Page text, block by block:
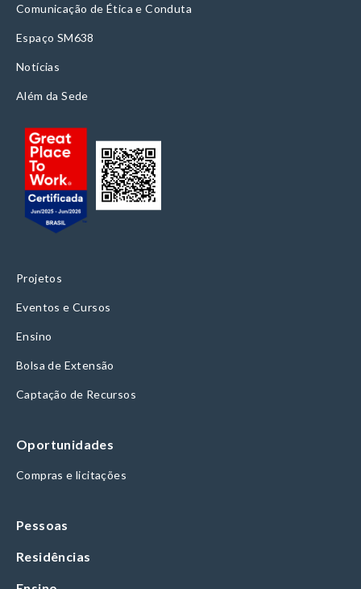
Comunicação de Ética e Conduta
Espaço SM638
Notícias
Além da Sede
Projetos
Eventos e Cursos
Ensino
Bolsa de Extensão
Captação de Recursos
Oportunidades
Compras e licitações
Pessoas
Residências